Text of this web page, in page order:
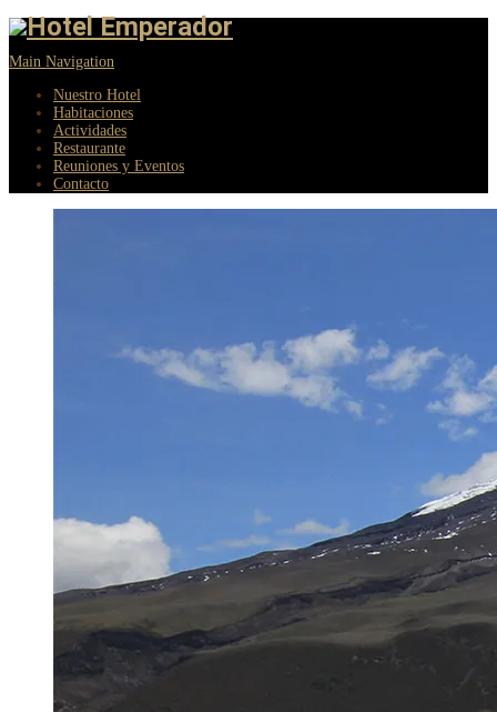
Main Navigation
Nuestro Hotel
Habitaciones
Actividades
Restaurante
Reuniones y Eventos
Contacto